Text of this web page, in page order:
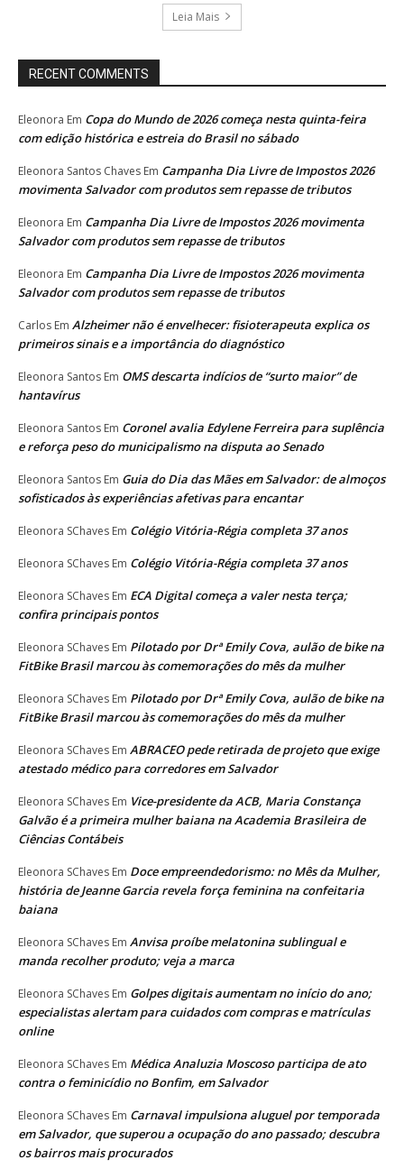
Leia Mais
RECENT COMMENTS
Eleonora Em Copa do Mundo de 2026 começa nesta quinta-feira
com edição histórica e estreia do Brasil no sábado
Eleonora Santos Chaves Em Campanha Dia Livre de Impostos 2026
movimenta Salvador com produtos sem repasse de tributos
Eleonora Em Campanha Dia Livre de Impostos 2026 movimenta
Salvador com produtos sem repasse de tributos
Eleonora Em Campanha Dia Livre de Impostos 2026 movimenta
Salvador com produtos sem repasse de tributos
Carlos Em Alzheimer não é envelhecer: fisioterapeuta explica os
primeiros sinais e a importância do diagnóstico
Eleonora Santos Em OMS descarta indícios de “surto maior” de
hantavírus
Eleonora Santos Em Coronel avalia Edylene Ferreira para suplência
e reforça peso do municipalismo na disputa ao Senado
Eleonora Santos Em Guia do Dia das Mães em Salvador: de almoços
sofisticados às experiências afetivas para encantar
Eleonora SChaves Em Colégio Vitória-Régia completa 37 anos
Eleonora SChaves Em Colégio Vitória-Régia completa 37 anos
Eleonora SChaves Em ECA Digital começa a valer nesta terça;
confira principais pontos
Eleonora SChaves Em Pilotado por Drª Emily Cova, aulão de bike na
FitBike Brasil marcou às comemorações do mês da mulher
Eleonora SChaves Em Pilotado por Drª Emily Cova, aulão de bike na
FitBike Brasil marcou às comemorações do mês da mulher
Eleonora SChaves Em ABRACEO pede retirada de projeto que exige
atestado médico para corredores em Salvador
Eleonora SChaves Em Vice-presidente da ACB, Maria Constança
Galvão é a primeira mulher baiana na Academia Brasileira de
Ciências Contábeis
Eleonora SChaves Em Doce empreendedorismo: no Mês da Mulher,
história de Jeanne Garcia revela força feminina na confeitaria
baiana
Eleonora SChaves Em Anvisa proíbe melatonina sublingual e
manda recolher produto; veja a marca
Eleonora SChaves Em Golpes digitais aumentam no início do ano;
especialistas alertam para cuidados com compras e matrículas
online
Eleonora SChaves Em Médica Analuzia Moscoso participa de ato
contra o feminicídio no Bonfim, em Salvador
Eleonora SChaves Em Carnaval impulsiona aluguel por temporada
em Salvador, que superou a ocupação do ano passado; descubra
os bairros mais procurados